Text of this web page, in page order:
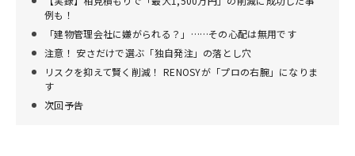
例も！
「建物管理会社に嫌がられる？」……その心配は無用です
注意！ 安さだけで選ぶ「独自発注」の落とし穴
リスクを抑えて賢く削減！ RENOSYが「プロの右腕」になりま
す
次回予告